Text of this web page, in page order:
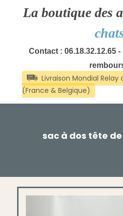
La boutique des
Contact : 06.18.32.12.65
sac à dos tête